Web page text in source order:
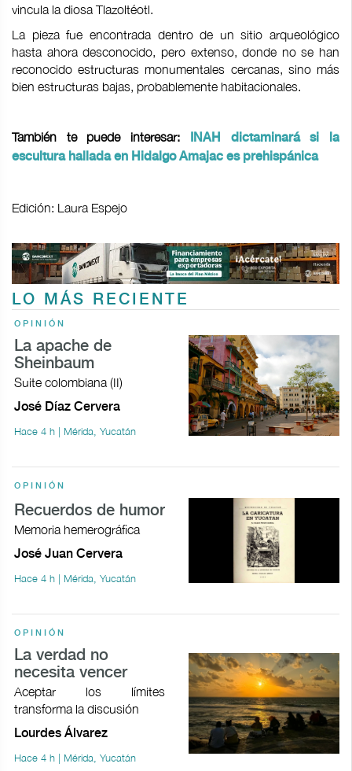
vincula la diosa Tlazoltéotl.
La pieza fue encontrada dentro de un sitio arqueológico
hasta ahora desconocido, pero extenso, donde no se han
reconocido estructuras monumentales cercanas, sino más
bien estructuras bajas, probablemente habitacionales.
También te puede interesar:
INAH dictaminará si la
escultura hallada en Hidalgo Amajac es prehispánica
Edición: Laura Espejo
LO MÁS RECIENTE
OPINIÓN
La apache de
Sheinbaum
Suite colombiana (II)
José Díaz Cervera
Hace 4 h | Mérida, Yucatán
OPINIÓN
Recuerdos de humor
Memoria hemerográfica
José Juan Cervera
Hace 4 h | Mérida, Yucatán
OPINIÓN
La verdad no
necesita vencer
Aceptar los límites
transforma la discusión
Lourdes Álvarez
Hace 4 h | Mérida, Yucatán